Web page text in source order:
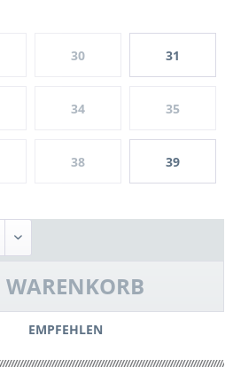
30 31
34 35
38 39
WARENKORB
EMPFEHLEN